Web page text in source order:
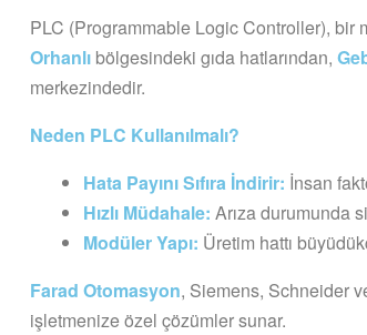
PLC (Programmable Logic Controller), bir
Orhanlı bölgesindeki gıda hatlarından,
merkezindedir.
Neden PLC Kullanılmalı?
Hata Payını Sıfıra İndirir: İnsan
Hızlı Müdahale: Arıza durumunda
Modüler Yapı: Üretim hattı
Farad Otomasyon, Siemens, Schneider
işletmenize özel çözümler sunar.